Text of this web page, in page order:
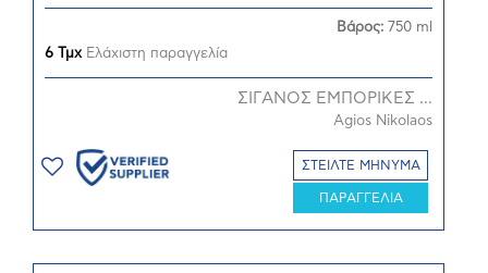
6 ΤμχΕλάχιστη παραγγελία
Βάρος: 750 ml
ΣΙΓΑΝΟΣ ΕΜΠΟΡΙΚΕΣ ...
Agios Nikolaos
ΣΤΕΙΛΤΕ ΜΗΝΥΜΑ
ΠΑΡΑΓΓΕΛΙΑ